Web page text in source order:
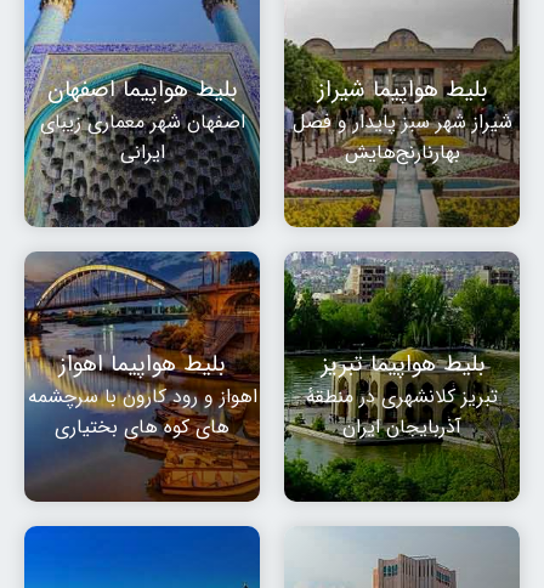
بلیط هواپیما شیراز
شیراز شهر سبز پایدار و فصل
بهارنارنج‌هایش
بلیط هواپیما اصفهان
اصفهان شهر معماری زیبای
ایرانی
بلیط هواپیما تبریز
تبریز کلانشهری در منطقهٔ
آذربایجان ایران
بلیط هواپیما اهواز
اهواز و رود کارون با سرچشمه
های کوه های بختیاری